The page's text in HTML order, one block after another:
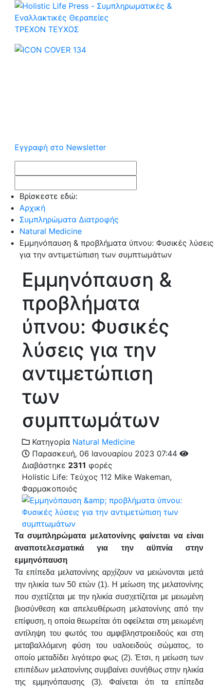
ΤΡΕΧOΝ ΤΕΥΧΟΣ
Εγγραφή στο Newsletter
Βρίσκεστε εδώ:
Αρχική
Συμπληρώματα Διατροφής
Natural Medicine
Εμμηνόπαυση & προβλήματα ύπνου: Φυσικές λύσεις
για την αντιμετώπιση των συμπτωμάτων
Εμμηνόπαυση &
προβλήματα
ύπνου: Φυσικές
λύσεις για την
αντιμετώπιση
των
συμπτωμάτων
Κατηγορία Natural Medicine
Παρασκευή, 06 Ιανουαρίου 2023 07:44
Διαβάστηκε 2311 φορές
Holistic Life: Τεύχος 112 Mike Wakeman,
Φαρμακοποιός
Τα συμπληρώματα μελατονίνης φαίνεται να είναι
αναποτελεσματικά για την αϋπνία στην
εμμηνόπαυση
Τα επίπεδα μελατονίνης αρχίζουν να μειώνονται μετά
την ηλικία των 50 ετών (1). Η μείωση της μελατονίνης
που σχετίζεται με την ηλικία συσχετίζεται με μειωμένη
βιοσύνθεση και απελευθέρωση μελατονίνης από την
επίφυση, η οποία θεωρείται ότι οφείλεται στη μειωμένη
αντίληψη του φωτός του αμφιβληστροειδούς και στη
μεταβαλλόμενη φύση του υαλοειδούς σώματος, το
οποίο μεταδίδει λιγότερο φως (2). Έτσι, η μείωση των
επιπέδων μελατονίνης συμβαίνει συνήθως στην ηλικία
της εμμηνόπαυσης (3). Φαίνεται ότι τα επίπεδα